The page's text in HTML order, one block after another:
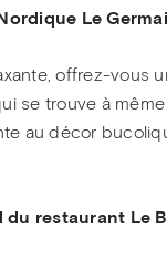
Le
offrez-vous
se trouve à
au décor
du restaurant Le